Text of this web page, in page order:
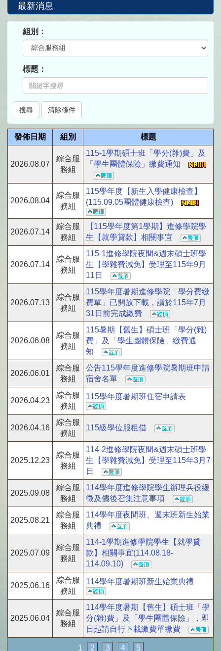
最新消息
組別：
標題：
發佈日期 組別 標題
2026.08.07
綜合服
務組
115-1學期碩士班「學分(雜)費」及
「學生團體保險」繳費通知
2026.08.04
綜合服
務組
115學年度【新生入學健康檢查】
(115.09.05團體健康檢查)
2026.07.14
綜合服
務組
【115學年度第1學期】進修學院學
生【就學貸款】相關事宜
2026.07.14
綜合服
務組
115-1進修學院夜間&週末碩士班學
生【學雜費減免】受理至115年9月
11日
2026.07.13
綜合服
務組
115學年度暑期進修學院「學分費繳
費單」已開放下載，請於115年7月
31日前完成繳費
2026.06.08
綜合服
務組
115暑期【舊生】碩士班「學分(雜)
費」及「學生團體保險」繳費通
知
2026.06.01
綜合服
務組
公告115學年度進修學院暑期班申請
宿舍名單
2026.04.23
綜合服
務組
115學年度暑期班住宿申請表
2026.04.16
綜合服
務組
115級學位服租借
2025.12.23
綜合服
務組
114-2進修學院夜間&週末碩士班學
生【學雜費減免】受理至115年3月7
日
2025.09.08
綜合服
務組
114學年度進修學院學生辦理兵役緩
徵及儘後召集注意事項
2025.08.21
綜合服
務組
114學年度夜間班、週末班新生始業
典禮
2025.07.09
綜合服
務組
114-1學期進修學院學生【就學貸
款】相關事宜(114.08.18-
114.09.10)
2025.06.16
綜合服
務組
114學年度暑期班新生始業典禮
2025.06.04
綜合服
務組
114學年度暑期【舊生】碩士班「學
分(雜)費」及「學生團體保險」，即
日起請自行下載繳費單繳費
1 2 3 4 5